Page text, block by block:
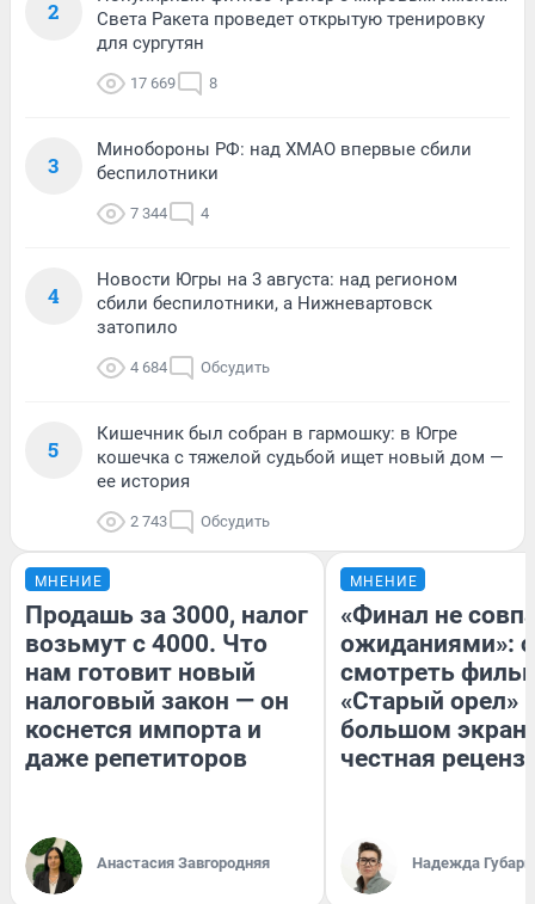
2
Света Ракета проведет открытую тренировку
для сургутян
17 669 8
3
Минобороны РФ: над ХМАО впервые сбили
беспилотники
7 344 4
4
Новости Югры на 3 августа: над регионом
сбили беспилотники, а Нижневартовск
затопило
4 684 Обсудить
5
Кишечник был собран в гармошку: в Югре
кошечка с тяжелой судьбой ищет новый дом —
ее история
2 743 Обсудить
МНЕНИЕ
Продашь за 3000, налог
возьмут с 4000. Что
нам готовит новый
налоговый закон — он
коснется импорта и
даже репетиторов
Анастасия Завгородняя
МНЕНИЕ
«Финал не
ожиданиями»:
смотреть
«Старый орел»
большом
честная
Надежда Губарь